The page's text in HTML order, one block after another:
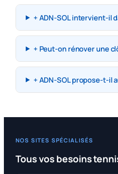
+ ADN-SOL intervient-il
+ Peut-on rénover une
+ ADN-SOL propose-t-il
NOS SITES SPÉCIALISÉS
Tous vos besoins